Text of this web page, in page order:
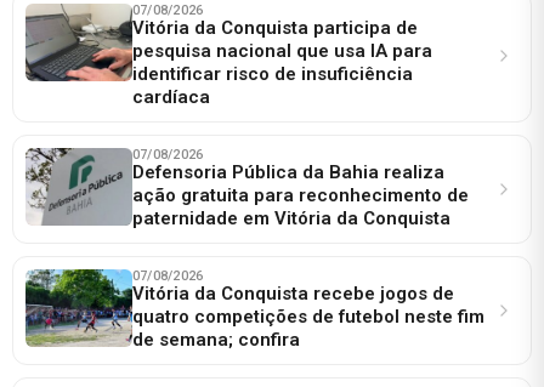
07/08/2026
Vitória da Conquista participa de
pesquisa nacional que usa IA para
identificar risco de insuficiência
cardíaca
07/08/2026
Defensoria Pública da Bahia realiza
ação gratuita para reconhecimento de
paternidade em Vitória da Conquista
07/08/2026
Vitória da Conquista recebe jogos de
quatro competições de futebol neste fim
de semana; confira